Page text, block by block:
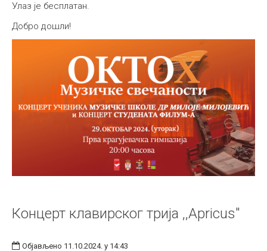
Улаз је бесплатан.
Добро дошли!
Концерт клавирског трија ,,Apricus"
Објављено 11.10.2024. у 14:43